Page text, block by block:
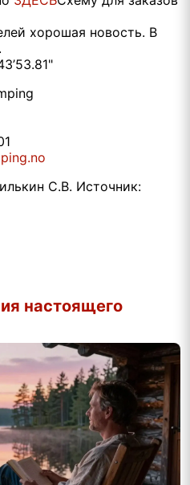
хорошая новость. В
С.В. Источник:
настоящего